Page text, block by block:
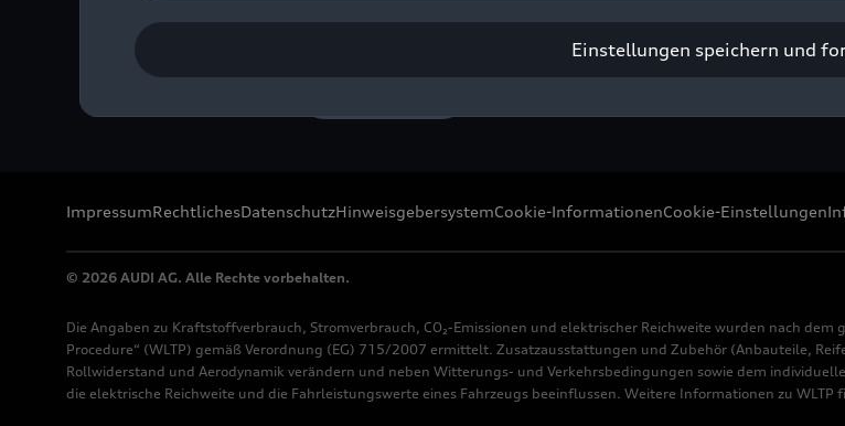
ImpressumRechtlichesDatenschutzHinweisgebersystemCookie-InformationenCookie-Einstellungen
© 2026 AUDI AG. Alle Rechte vorbehalten.
Die Angaben zu Kraftstoffverbrauch, Stromverbrauch, CO₂-Emissionen und elektrischer Reichweite wurden nach
Procedure“ (WLTP) gemäß Verordnung (EG) 715/2007 ermittelt. Zusatzausstattungen und Zubehör (Anbauteile,
Rollwiderstand und Aerodynamik verändern und neben Witterungs- und Verkehrsbedingungen sowie dem
die elektrische Reichweite und die Fahrleistungswerte eines Fahrzeugs beeinflussen. Weitere Informationen zu WLTP
Einstellungen speichern und